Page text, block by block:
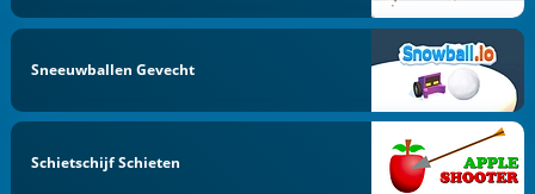
Sneeuwballen Gevecht
Schietschijf Schieten